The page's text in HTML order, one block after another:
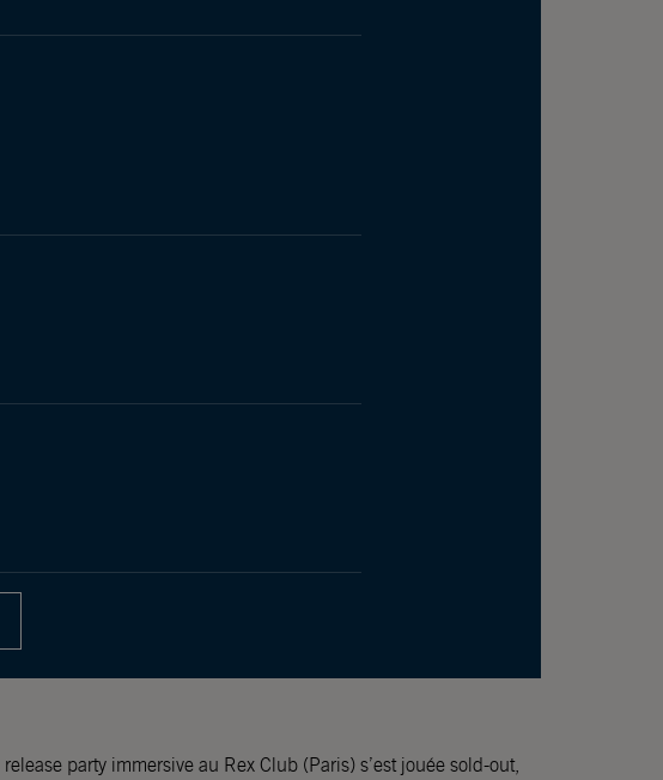
party immersive au Rex Club (Paris) s’est jouée sold-out,